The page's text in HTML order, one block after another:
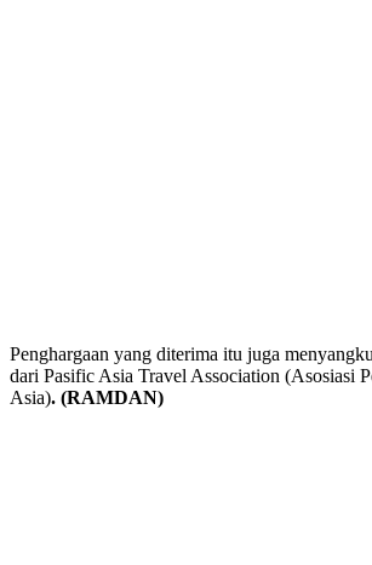
Penghargaan yang diterima itu juga
dari Pasific Asia Travel Association (Asosiasi
Asia). (RAMDAN)